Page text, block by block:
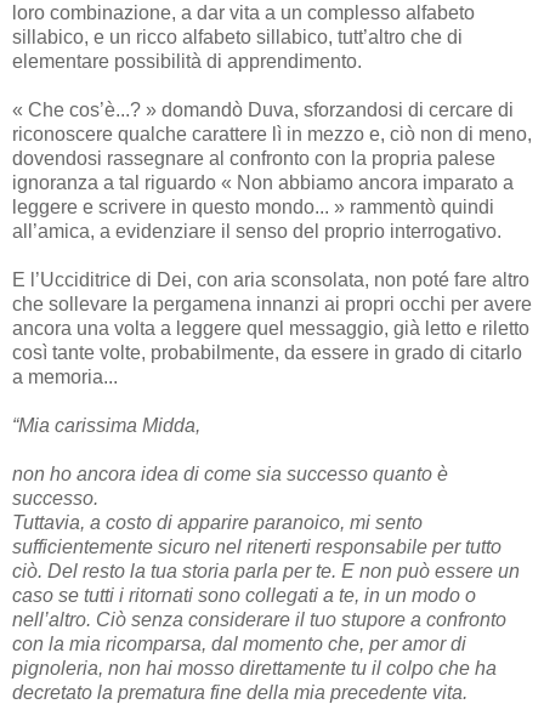
loro combinazione, a dar vita a un complesso alfabeto
sillabico, e un ricco alfabeto sillabico, tutt’altro che di
elementare possibilità di apprendimento.
« Che cos’è...? » domandò Duva, sforzandosi di cercare di
riconoscere qualche carattere lì in mezzo e, ciò non di meno,
dovendosi rassegnare al confronto con la propria palese
ignoranza a tal riguardo « Non abbiamo ancora imparato a
leggere e scrivere in questo mondo... » rammentò quindi
all’amica, a evidenziare il senso del proprio interrogativo.
E l’Ucciditrice di Dei, con aria sconsolata, non poté fare altro
che sollevare la pergamena innanzi ai propri occhi per avere
ancora una volta a leggere quel messaggio, già letto e riletto
così tante volte, probabilmente, da essere in grado di citarlo
a memoria...
“Mia carissima Midda,
non ho ancora idea di come sia successo quanto è
successo.
Tuttavia, a costo di apparire paranoico, mi sento
sufficientemente sicuro nel ritenerti responsabile per tutto
ciò. Del resto la tua storia parla per te. E non può essere un
caso se tutti i ritornati sono collegati a te, in un modo o
nell’altro. Ciò senza considerare il tuo stupore a confronto
con la mia ricomparsa, dal momento che, per amor di
pignoleria, non hai mosso direttamente tu il colpo che ha
decretato la prematura fine della mia precedente vita.